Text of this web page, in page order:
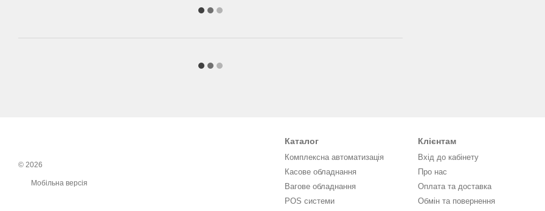
© 2026
Мобільна версія
Каталог
Комплексна автоматизація
Касове обладнання
Вагове обладнання
POS системи
Клієнтам
Вхід до кабінету
Про нас
Оплата та доставка
Обмін та повернення